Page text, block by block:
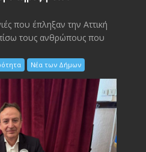
που έπληξαν την Αττική
τους ανθρώπους που
Νέα των Δήμων